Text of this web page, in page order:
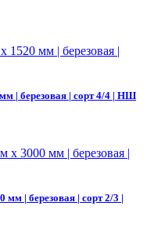
| березовая | сорт 4/4 | НШ
| березовая | сорт 2/3 |